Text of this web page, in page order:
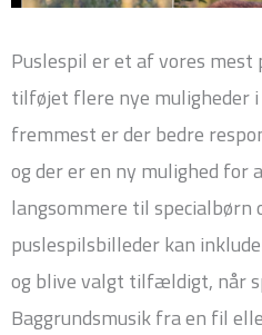
Puslespil er et af vores
tilføjet flere nye muligheder
fremmest er der bedre
og der er en ny mulighed for
langsommere til specialbørn
puslespilsbilleder kan
og blive valgt tilfældigt, når
Baggrundsmusik fra en fil